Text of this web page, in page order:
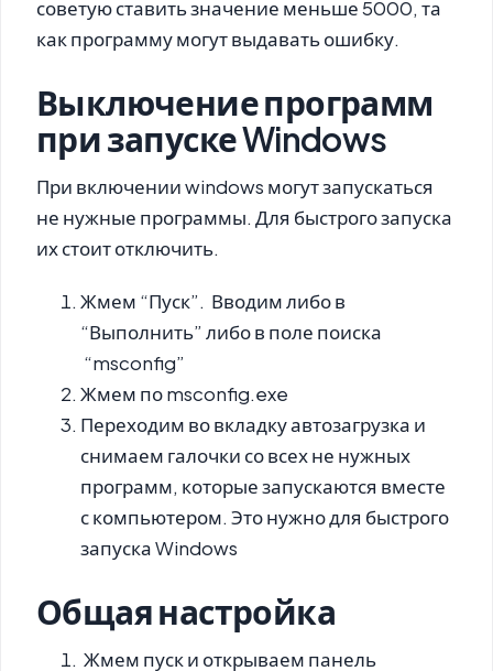
советую ставить значение меньше 5000, та
как программу могут выдавать ошибку.
Выключение программ
при запуске Windows
При включении windows могут запускаться
не нужные программы. Для быстрого запуска
их стоит отключить.
Жмем “Пуск”. Вводим либо в
“Выполнить” либо в поле поиска
“msconfig”
Жмем по msconfig.exe
Переходим во вкладку автозагрузка и
снимаем галочки со всех не нужных
программ, которые запускаются вместе
с компьютером. Это нужно для быстрого
запуска Windows
Общая настройка
Жмем пуск и открываем панель